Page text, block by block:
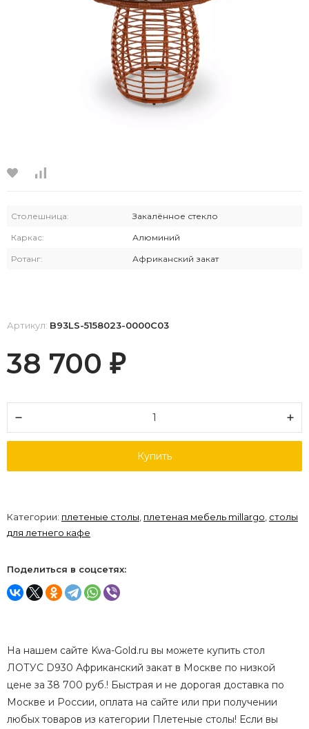
Столешница: Закалённое стекло
Каркас: Алюминий
Ротанг: Африканский закат
Артикул: B93LS-5158023-0000C03
38 700 ₽
Купить
Категории: плетеные столы плетеная мебель millargo столы
для летнего кафе
Поделиться в соцсетях:
На нашем сайте Kwa-Gold.ru вы можете купить стол
ЛОТУС D930 Африканский закат в Москве по низкой
цене за 38 700 руб.! Быстрая и не дорогая доставка по
Москве и России, оплата на сайте или при получении
любых товаров из категории Плетеные столы! Если вы